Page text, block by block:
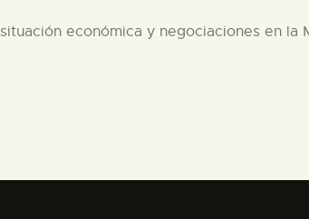
económica y negociaciones en la